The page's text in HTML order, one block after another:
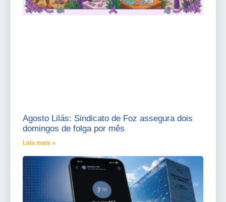
Agosto Lilás: Sindicato de Foz assegura dois
domingos de folga por mês
Leia mais »